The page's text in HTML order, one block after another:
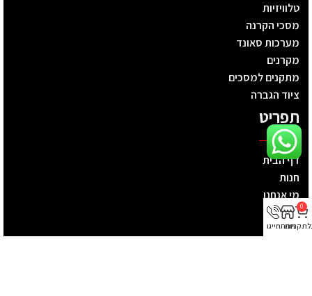
טלוויזיות
מסכי הקרנה
מערכות סאונד
מקרנים
מתקנים למסכים
ציוד הגברה
תפריט
דף הבית
חנות
מי אנחנו
חדשות
צרו קשר
0
קניות
חנותחייגו